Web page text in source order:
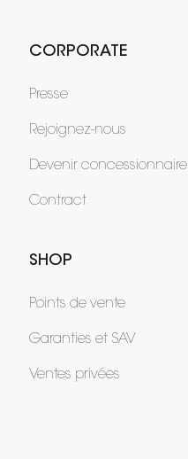
CORPORATE
Presse
Rejoignez-nous
Devenir concessionnaire
Contract
SHOP
Points de vente
Garanties et SAV
Ventes privées